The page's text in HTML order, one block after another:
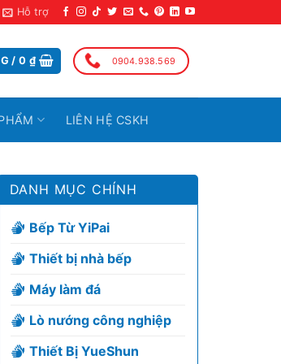
Hỗ trợ
/0 ₫ 0904.938.569
LIÊN HỆ CSKH
DANH MỤC CHÍNH
Bếp Từ YiPai
Thiết bị nhà bếp
Máy làm đá
Lò nướng công nghiệp
Thiết Bị YueShun